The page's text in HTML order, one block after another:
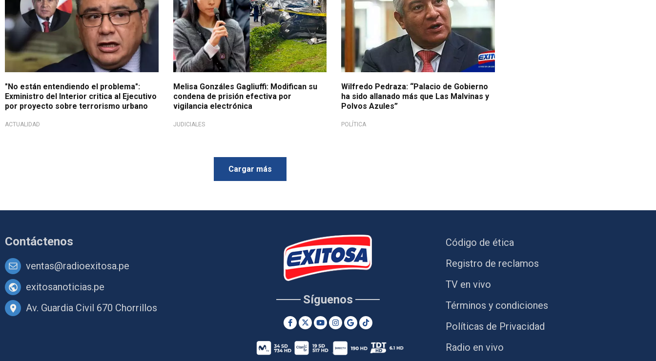
"No están entendiendo el problema":
Exministro del Interior critica al Ejecutivo
por proyecto sobre terrorismo urbano
ACTUALIDAD
Melisa Gonzáles Gagliuffi: Modifican su
condena de prisión efectiva por
vigilancia electrónica
JUDICIALES
Wilfredo Pedraza: “Palacio de Gobierno
ha sido allanado más que Las Malvinas y
Polvos Azules”
POLÍTICA
Cargar más
Contáctenos
ventas@radioexitosa.pe
exitosanoticias.pe
Av. Guardia Civil 670 Chorrillos
Síguenos
Código de ética
Registro de reclamos
TV en vivo
Términos y condiciones
Políticas de Privacidad
Radio en vivo